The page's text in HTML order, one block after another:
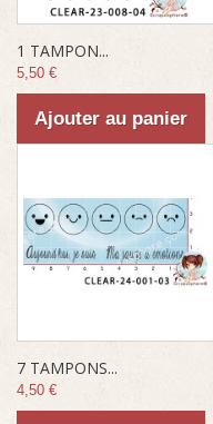
1 TAMPON...
5,50 €
Ajouter au panier
7 TAMPONS...
4,50 €